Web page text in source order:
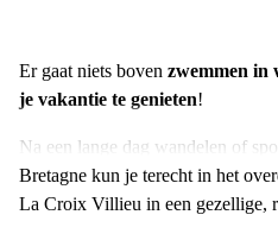
Er gaat niets boven zwemmen in
je vakantie te genieten!
Na een lange dag wandelen of
Bretagne kun je terecht in het
La Croix Villieu in een gezellige,